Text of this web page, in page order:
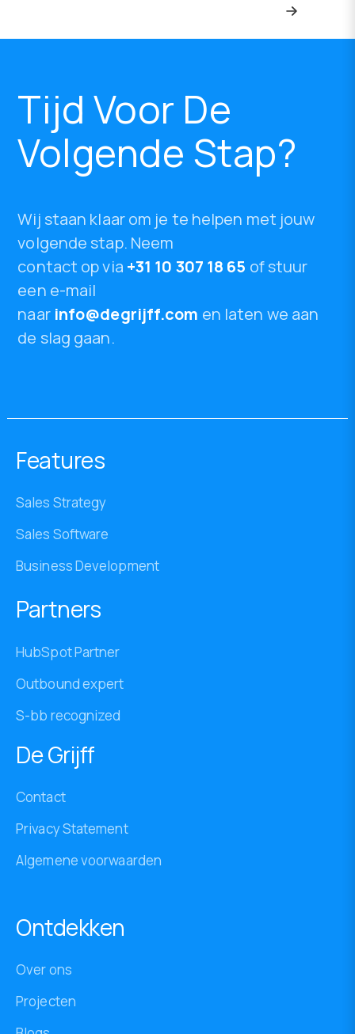
Tijd Voor De
Volgende Stap?
Wij staan klaar om je te helpen met jouw
volgende stap. Neem
contact op via +31 10 307 18 65 of stuur
een e-mail
naar info@degrijff.com en laten we aan
de slag gaan.
Features
Sales Strategy
Sales Software
Business Development
Partners
HubSpot Partner
Outbound expert
S-bb recognized
De Grijff
Contact
Privacy Statement
Algemene voorwaarden
Ontdekken
Over ons
Projecten